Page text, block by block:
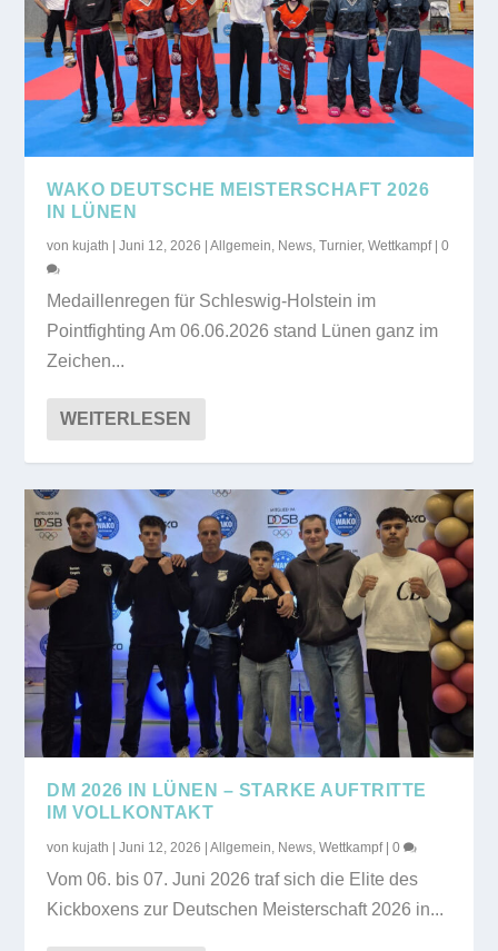
WAKO DEUTSCHE MEISTERSCHAFT 2026
IN LÜNEN
vonkujath |Juni 12, 2026 |Allgemein News ,Turnier,Wettkampf|0
Medaillenregen für Schleswig-Holstein im
Pointfighting Am 06.06.2026 stand Lünen ganz im
Zeichen...
WEITERLESEN
DM 2026 IN LÜNEN – STARKE AUFTRITTE
IM VOLLKONTAKT
von kujath |Juni 12, 2026 |Allgemein, News,Wettkampf|0
Vom 06. bis 07. Juni 2026 traf sich die Elite des
Kickboxens zur Deutschen Meisterschaft 2026 in...